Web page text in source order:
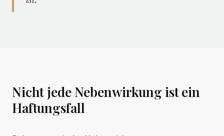
Nicht jede Nebenwirkung ist ein
Haftungsfall